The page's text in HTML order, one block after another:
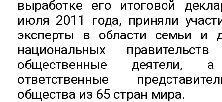
выработке его итоговой
июля 2011 года, приняли
эксперты в области семьи и
национальных
общественные деятели,
ответственные
общества из 65 стран мира.